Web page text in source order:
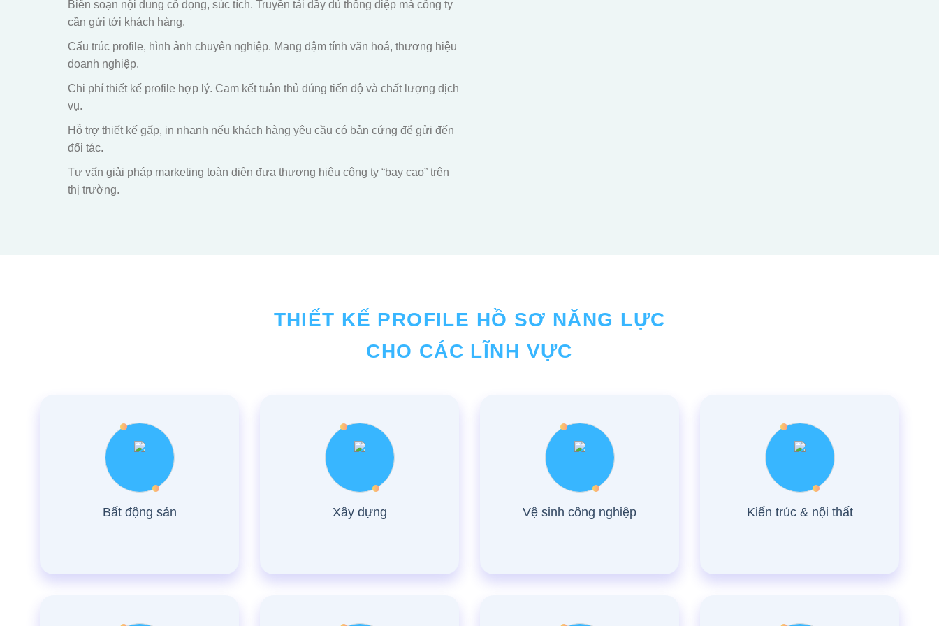
Biên soạn nội dung cô đọng, súc tích. Truyền tải đầy đủ thông điệp mà công ty
cần gửi tới khách hàng.
Cấu trúc profile, hình ảnh chuyên nghiệp. Mang đậm tính văn hoá, thương hiệu
doanh nghiệp.
Chi phí thiết kế profile hợp lý. Cam kết tuân thủ đúng tiến độ và chất lượng dịch
vụ.
Hỗ trợ thiết kế gấp, in nhanh nếu khách hàng yêu cầu có bản cứng để gửi đến
đối tác.
Tư vấn giải pháp marketing toàn diện đưa thương hiệu công ty “bay cao” trên
thị trường.
THIẾT KẾ PROFILE HỒ SƠ NĂNG LỰC
CHO CÁC LĨNH VỰC
Bất động sản Xây dựng Vệ sinh công nghiệp Kiến trúc & nội thất